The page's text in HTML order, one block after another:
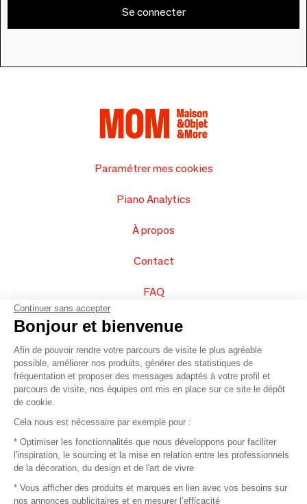
Se connecter
Paramétrer mes cookies
Piano Analytics
À propos
Contact
FAQ
Vendez vos produits
Plan du site
© 2016 –Organisation SAFI
Recrutement
Continuer sans accepter
Bonjour et bienvenue
Afin de pouvoir rendre votre parcours de visite le plus agréable
possible, améliorer nos produits, générer des statistiques de
fréquentation et proposer des messages adaptés à votre profil et
parcours de visite, nos équipes ont mis en place sur ce site le dépôt
de cookie.
Cela nous est nécessaire par exemple pour :
* Optimiser les fonctionnalités que nous développons pour faciliter
l'inspiration, le sourcing et la mise en relation entre les professionnels
de la décoration, du design et de l'art de vivre
* Vous afficher des produits et marques en lien avec vos besoins sur
nos annonces publicitaires et en mesurer l’efficacité